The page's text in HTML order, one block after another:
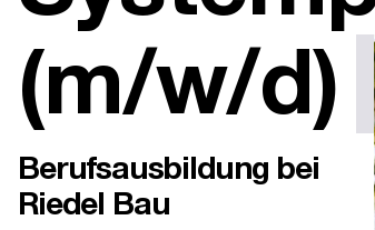
(m/w/d)
Berufsausbildung bei
Riedel Bau